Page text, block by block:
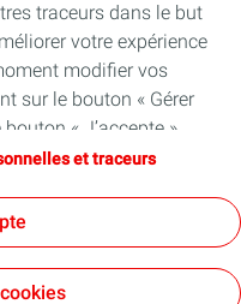
traceurs dans le but
votre expérience
modifier vos
sur le bouton « Gérer
« J’accepte »,
des cookies. Dans le
du site
vous pouvez
personnelles et
et traceurs